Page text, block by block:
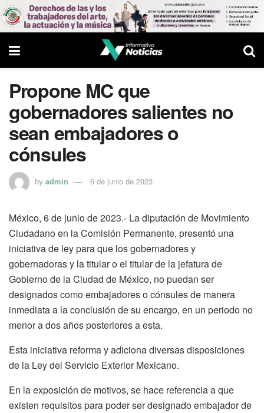
Propone MC que
gobernadores salientes no
sean embajadores o
cónsules
by admin 6 de junio de 2023
México, 6 de junio de 2023.- La diputación de Movimiento
Ciudadano en la Comisión Permanente, presentó una
iniciativa de ley para que los gobernadores y
gobernadoras y la titular o el titular de la jefatura de
Gobierno de la Ciudad de México, no puedan ser
designados como embajadores o cónsules de manera
inmediata a la conclusión de su encargo, en un periodo no
menor a dos años posteriores a esta.
Esta iniciativa reforma y adiciona diversas disposiciones
de la Ley del Servicio Exterior Mexicano.
En la exposición de motivos, se hace referencia a que
existen requisitos para poder ser designado embajador de